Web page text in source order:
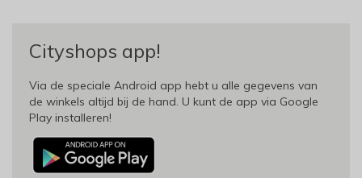
Cityshops app!
Via de speciale Android app hebt u alle gegevens van
de winkels altijd bij de hand. U kunt de app via Google
Play installeren!